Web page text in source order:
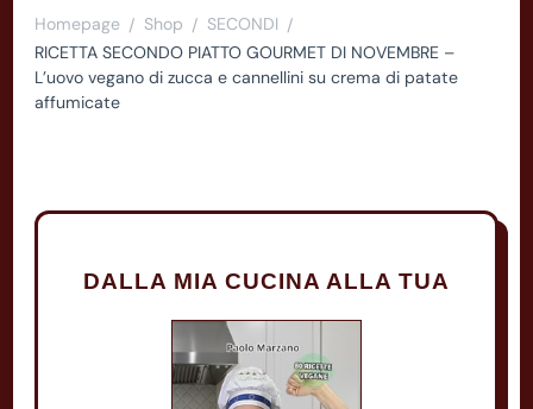
Homepage / Shop / SECONDI /
RICETTA SECONDO PIATTO GOURMET DI NOVEMBRE –
L’uovo vegano di zucca e cannellini su crema di patate
affumicate
DALLA MIA CUCINA ALLA TUA